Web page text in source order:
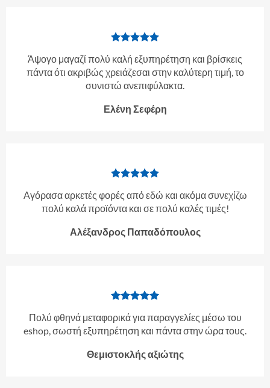
Άψογο μαγαζί πολύ καλή εξυπηρέτηση και βρίσκεις
πάντα ότι ακριβώς χρειάζεσαι στην καλύτερη τιμή, το
συνιστώ ανεπιφύλακτα.
Ελένη Σεφέρη
Αγόρασα αρκετές φορές από εδώ και ακόμα συνεχίζω
πολύ καλά προϊόντα και σε πολύ καλές τιμές!
Αλέξανδρος Παπαδόπουλος
Πολύ φθηνά μεταφορικά για παραγγελίες μέσω του
eshop, σωστή εξυπηρέτηση και πάντα στην ώρα τους.
Θεμιστοκλής αξιώτης